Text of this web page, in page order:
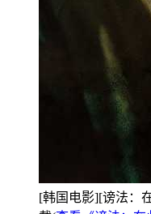
[韩国电影][谤法：